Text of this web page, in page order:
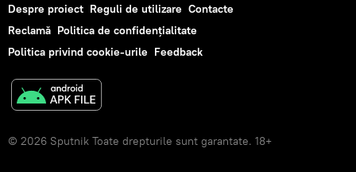
Despre proiect Reguli de utilizare Contacte
Reclamă Politica de confidențialitate
Politica privind cookie-urile Feedback
© 2026 Sputnik Toate drepturile sunt garantate. 18+